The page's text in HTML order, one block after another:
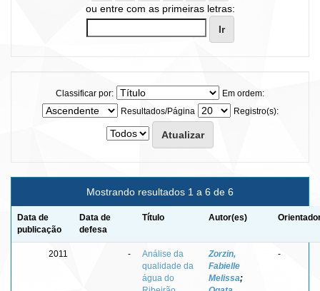
ou entre com as primeiras letras:
Classificar por:
Em ordem:
Resultados/Página
Registro(s):
Mostrando resultados 1 a 6 de 6
Data de
publicação
Data de
defesa
Título Autor(es)
2011 -
Análise da
qualidade da
água do
Zorzin,
Fabielle
Melissa;
-